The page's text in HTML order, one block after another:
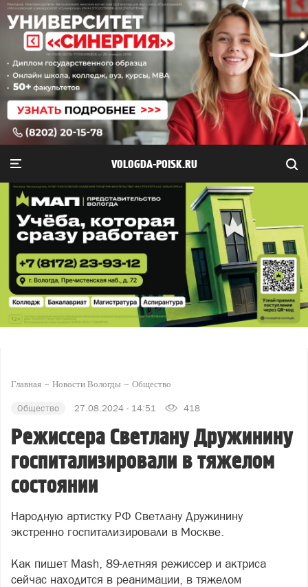
VOLOGDA-POISK.RU
Главная Новости Вологды Общество
Общество 27.08.2024 - 14:51 418
Режиссера Светлану Дружинину
госпитализировали в тяжелом
состоянии
Народную артистку РФ Светлану Дружинину
экстренно госпитализировали в Москве.
Как пишет Mash, 89-летняя режиссер и актриса
сейчас находится в реанимации, в тяжелом